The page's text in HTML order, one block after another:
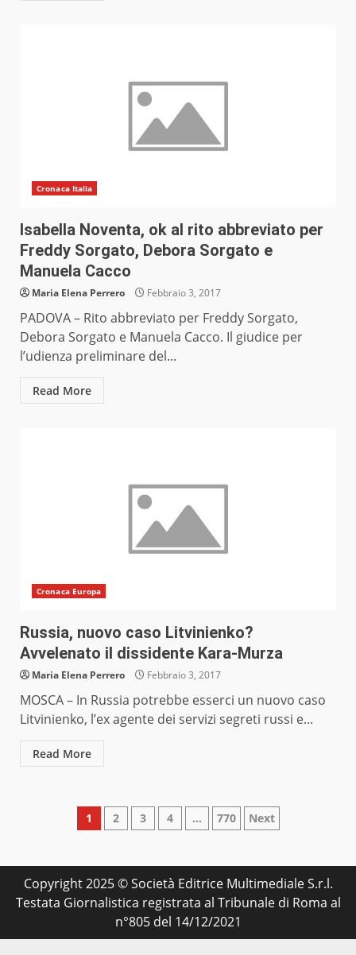
Cronaca Italia
Isabella Noventa, ok al rito abbreviato per
Freddy Sorgato, Debora Sorgato e
Manuela Cacco
Maria Elena Perrero Febbraio 3, 2017
PADOVA – Rito abbreviato per Freddy Sorgato,
Debora Sorgato e Manuela Cacco. Il giudice per
l’udienza preliminare del...
Read More
Cronaca Europa
Russia, nuovo caso Litvinienko?
Avvelenato il dissidente Kara-Murza
Maria Elena Perrero Febbraio 3, 2017
MOSCA – In Russia potrebbe esserci un nuovo caso
Litvinienko, l’ex agente dei servizi segreti russi e...
Read More
Paginazione
articoli
1 2 3 4 … 770 Next
Copyright 2025 © Società Editrice Multimediale S.r.l.
Testata Giornalistica registrata al Tribunale di Roma al
n°805 del 14/12/2021